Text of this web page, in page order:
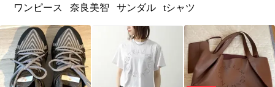
ワンピース
奈良美智 サンダル tシャツ